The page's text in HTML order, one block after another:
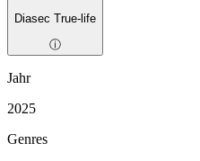
Diasec True-life
ⓘ
Jahr
2025
Genres